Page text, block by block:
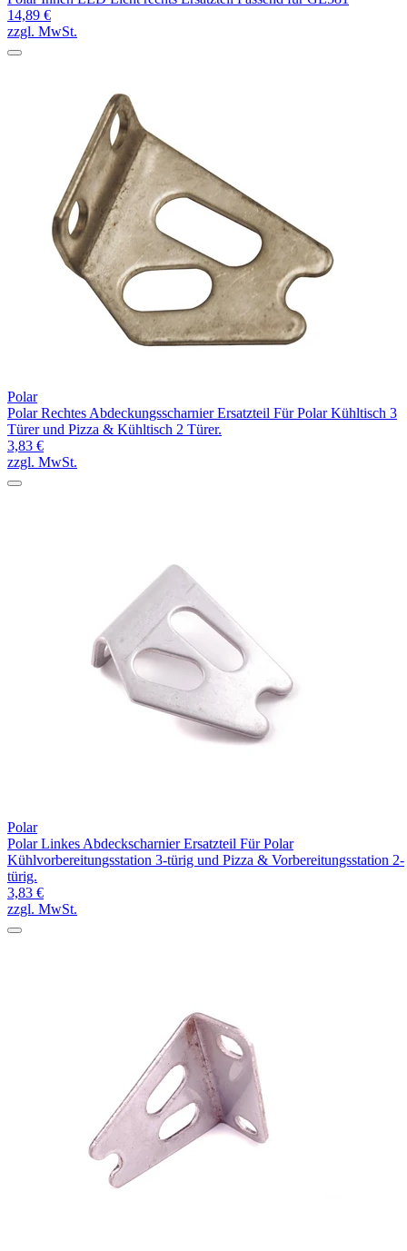
14,89 €
zzgl. MwSt.
Polar
Polar Rechtes Abdeckungsscharnier Ersatzteil Für Polar Kühltisch 3
Türer und Pizza & Kühltisch 2 Türer.
3,83 €
zzgl. MwSt.
Polar
Polar Linkes Abdeckscharnier Ersatzteil Für Polar
Kühlvorbereitungsstation 3-türig und Pizza & Vorbereitungsstation 2-
türig.
3,83 €
zzgl. MwSt.